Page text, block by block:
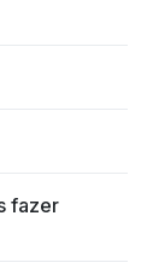
fazer